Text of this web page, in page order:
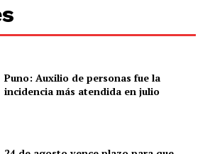
Puno: Auxilio de personas fue la
incidencia más atendida en julio